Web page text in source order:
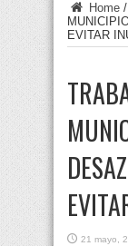
Home /
EVITAR
21 mayo,